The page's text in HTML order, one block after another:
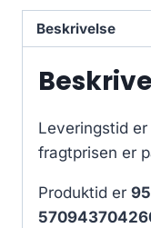
Beskrivelse
Leveringstid
fragtprisen er
Produktid er